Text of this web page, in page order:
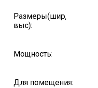
Размеры(шир,
выс):
Мощность:
Для помещения: